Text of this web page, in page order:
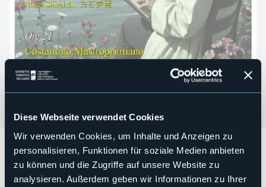
Diese Webseite verwendet Cookies
Wir verwenden Cookies, um Inhalte und Anzeigen zu
personalisieren, Funktionen für soziale Medien anbieten
zu können und die Zugriffe auf unsere Website zu
analysieren. Außerdem geben wir Informationen zu Ihrer
Allegro Maestoso - Saison 2025
Venerdì 2 maggio 2025 ore 17:00 e ore 21:00
Chopin e il Pianoforte Pleyel 1842